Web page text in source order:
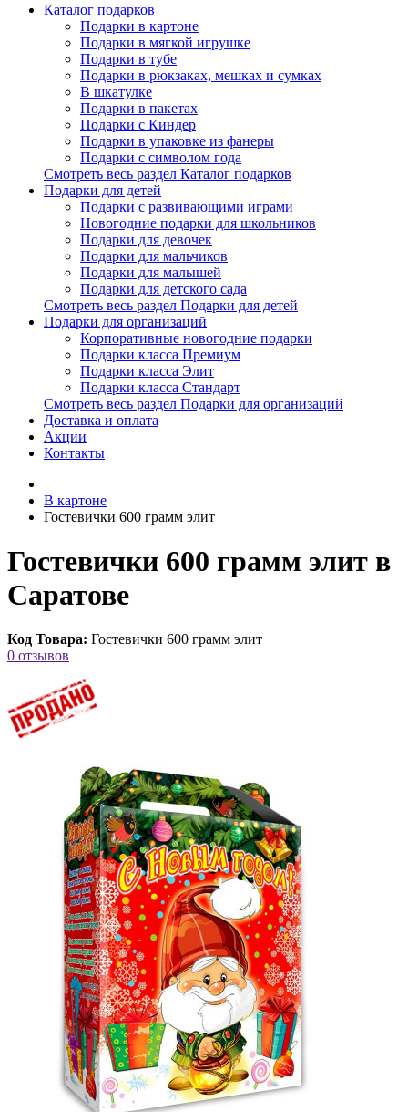
Каталог подарков
Подарки в картоне
Подарки в мягкой игрушке
Подарки в тубе
Подарки в рюкзаках, мешках и сумках
В шкатулке
Подарки в пакетах
Подарки с Киндер
Подарки в упаковке из фанеры
Подарки с символом года
Смотреть весь раздел Каталог подарков
Подарки для детей
Подарки с развивающими играми
Новогодние подарки для школьников
Подарки для девочек
Подарки для мальчиков
Подарки для малышей
Подарки для детского сада
Смотреть весь раздел Подарки для детей
Подарки для организаций
Корпоративные новогодние подарки
Подарки класса Премиум
Подарки класса Элит
Подарки класса Стандарт
Смотреть весь раздел Подарки для организаций
Доставка и оплата
Акции
Контакты
В картоне
Гостевички 600 грамм элит
Гостевички 600 грамм элит в
Саратове
Код Товара: Гостевички 600 грамм элит
0 отзывов